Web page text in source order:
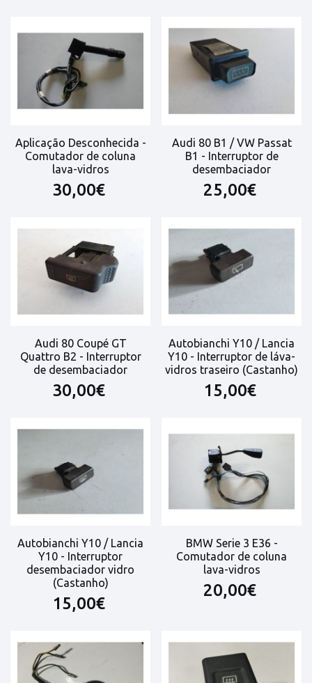
Aplicação Desconhecida -
Comutador de coluna
lava-vidros
30,00€
Audi 80 B1 / VW Passat
B1 - Interruptor de
desembaciador
25,00€
Audi 80 Coupé GT
Quattro B2 - Interruptor
de desembaciador
30,00€
Autobianchi Y10 / Lancia
Y10 - Interruptor de láva-
vidros traseiro (Castanho)
15,00€
Autobianchi Y10 / Lancia
Y10 - Interruptor
desembaciador vidro
(Castanho)
15,00€
BMW Serie 3 E36 -
Comutador de coluna
lava-vidros
20,00€